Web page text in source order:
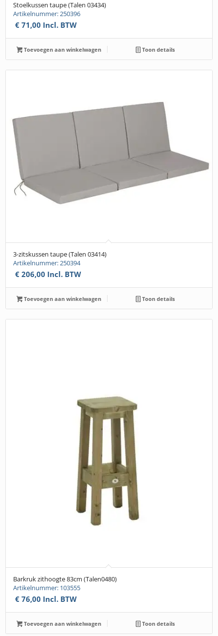
Stoelkussen taupe (Talen 03434)
Artikelnummer: 250396
€ 71,00 Incl. BTW
Toevoegen aan winkelwagen Toon details
3-zitskussen taupe (Talen 03414)
Artikelnummer: 250394
€ 206,00 Incl. BTW
Toevoegen aan winkelwagen Toon details
Barkruk zithoogte 83cm (Talen0480)
Artikelnummer: 103555
€ 76,00 Incl. BTW
Toevoegen aan winkelwagen Toon details